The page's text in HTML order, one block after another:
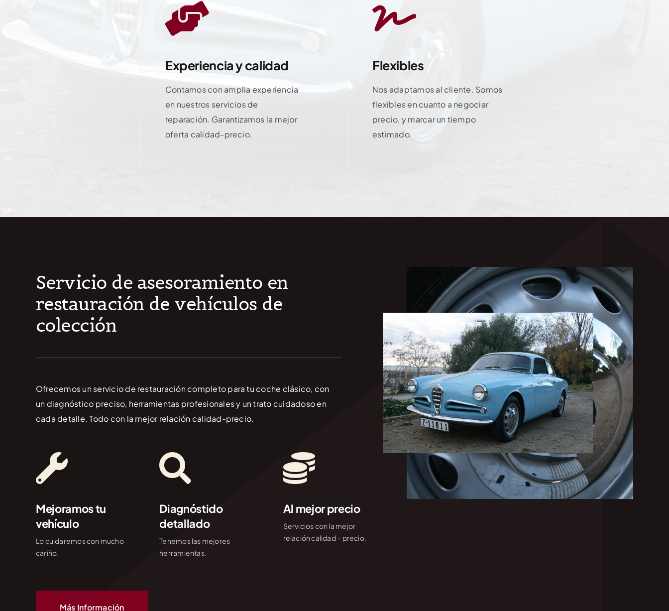
Experiencia y calidad
Contamos con amplia experiencia
en nuestros servicios de
reparación. Garantizamos la mejor
oferta calidad-precio.
Flexibles
Nos adaptamos al cliente. Somos
flexibles en cuanto a negociar
precio, y marcar un tiempo
estimado.
Servicio de asesoramiento en
restauración de vehículos de
colección
Ofrecemos un servicio de restauración completo para tu coche clásico, con
un diagnóstico preciso, herramientas profesionales y un trato cuidadoso en
cada detalle. Todo con la mejor relación calidad-precio.
Mejoramos tu
vehículo
Lo cuidaremos con mucho
cariño.
Diagnóstido
detallado
Tenemos las mejores
herramientas.
Al mejor precio
Servicios con la mejor
relación calidad – precio.
Más Información